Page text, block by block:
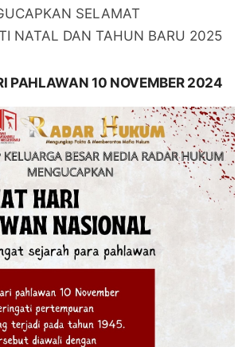
SELAMAT
NATAL DAN TAHUN BARU 2025
PAHLAWAN 10 NOVEMBER 2024